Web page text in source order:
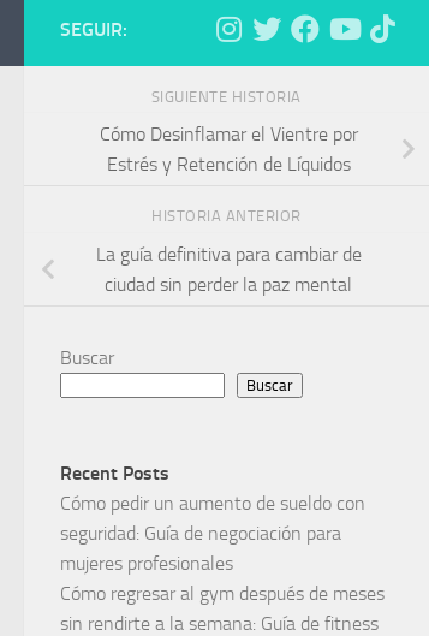
SEGUIR:
SIGUIENTE HISTORIA
Cómo Desinflamar el Vientre por
Estrés y Retención de Líquidos
HISTORIA ANTERIOR
La guía definitiva para cambiar de
ciudad sin perder la paz mental
Buscar
Buscar
Recent Posts
Cómo pedir un aumento de sueldo con
seguridad: Guía de negociación para
mujeres profesionales
Cómo regresar al gym después de meses
sin rendirte a la semana: Guía de fitness